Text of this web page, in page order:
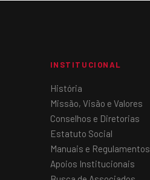
INSTITUCIONAL
História
Missão, Visão e Valores
Conselhos e Diretorias
Estatuto Social
Manuais e Regulamentos
Apoios Institucionais